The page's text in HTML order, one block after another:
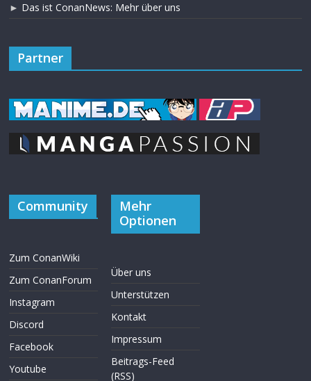
► Das ist ConanNews: Mehr über uns
Partner
Community
Zum ConanWiki
Zum ConanForum
Instagram
Discord
Facebook
Youtube
Mehr
Optionen
Über uns
Unterstützen
Kontakt
Impressum
Beitrags-Feed
(RSS)